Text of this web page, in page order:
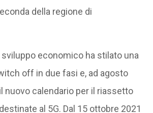
della regione di
economico ha stilato una
off in due fasi e, ad agosto
nuovo calendario per il riassetto
al 5G. Dal 15 ottobre 2021